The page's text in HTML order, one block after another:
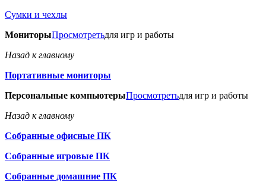
Сумки и чехлы
МониторыПросмотретьдля игр и работы
Назад к главному
Портативные мониторы
Персональные компьютерыПросмотретьдля игр и работы
Назад к главному
Собранные офисные ПК
Собранные игровые ПК
Собранные домашние ПК